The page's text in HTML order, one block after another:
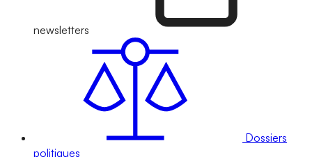
newsletters
Dossiers
politiques